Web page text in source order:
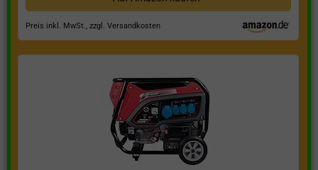
Preis inkl. MwSt., zzgl. Versandkosten